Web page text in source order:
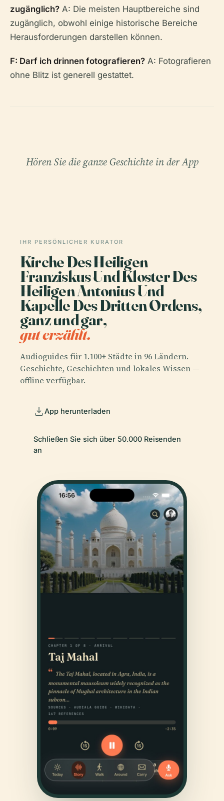
zugänglich? A: Die meisten Hauptbereiche sind
zugänglich, obwohl einige historische Bereiche
Herausforderungen darstellen können.
F: Darf ich drinnen fotografieren? A: Fotografieren
ohne Blitz ist generell gestattet.
Hören Sie die ganze Geschichte in der App
IHR PERSÖNLICHER KURATOR
Kirche Des Heiligen
Franziskus Und Kloster Des
Heiligen Antonius Und
Kapelle Des Dritten Ordens,
ganz und gar,
gut erzählt.
Audioguides für 1.100+ Städte in 96 Ländern.
Geschichte, Geschichten und lokales Wissen —
offline verfügbar.
App herunterladen
Schließen Sie sich über 50.000 Reisenden
an